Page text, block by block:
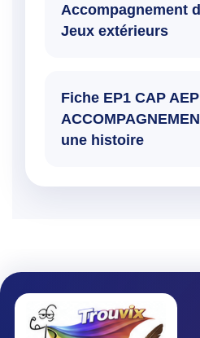
Accompagnement
Jeux extérieurs
Fiche EP1 CAP
une histoire